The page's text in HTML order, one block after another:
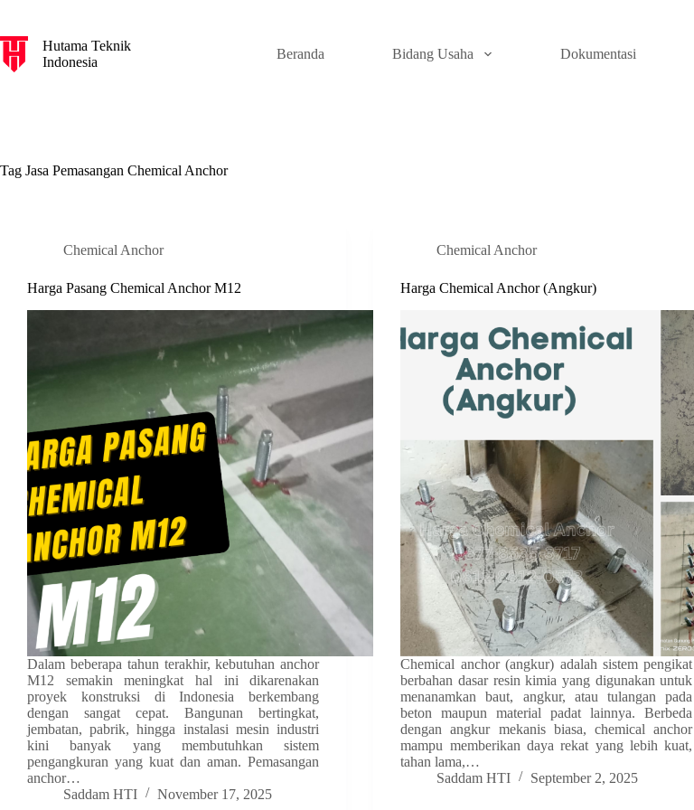
k
i
p
e
Hutama Teknik
Indonesia
Beranda Bidang Usaha Dokumentasi
Tag Jasa Pemasangan Chemical Anchor
Chemical Anchor
Harga Pasang Chemical Anchor M12
Dalam beberapa tahun terakhir, kebutuhan anchor
M12 semakin meningkat hal ini dikarenakan
proyek konstruksi di Indonesia berkembang
dengan sangat cepat. Bangunan bertingkat,
jembatan, pabrik, hingga instalasi mesin industri
kini banyak yang membutuhkan sistem
pengangkuran yang kuat dan aman. Pemasangan
anchor…
Saddam HTI
November 17, 2025
Chemical Anchor
Harga Chemical Anchor (Angkur)
Chemical anchor (angkur) adalah sistem pengikat
berbahan dasar resin kimia yang digunakan untuk
menanamkan baut, angkur, atau tulangan pada
beton maupun material padat lainnya. Berbeda
dengan angkur mekanis biasa, chemical anchor
mampu memberikan daya rekat yang lebih kuat,
tahan lama,…
Saddam HTI
September 2, 2025